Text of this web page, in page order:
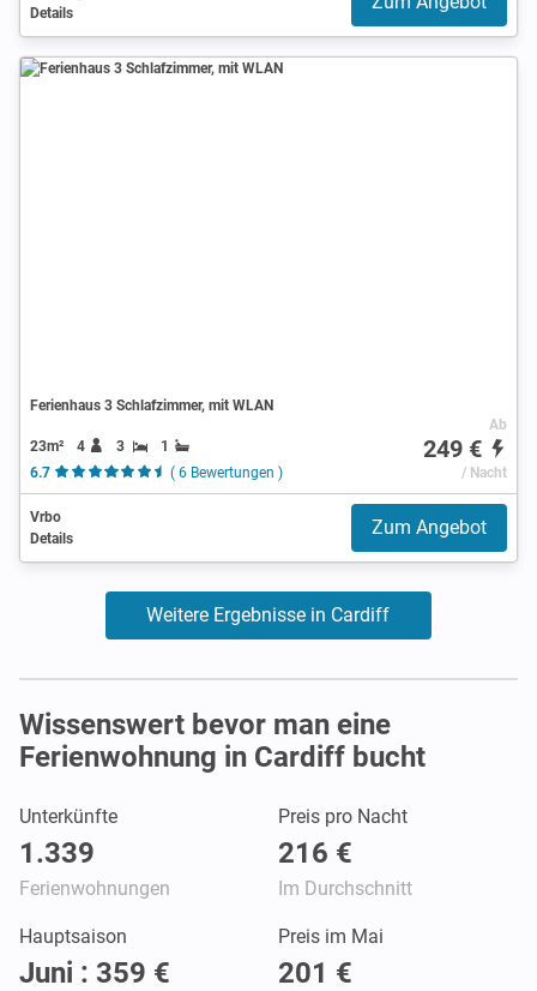
Details
Ferienhaus 3 Schlafzimmer, mit WLAN
23m² 4 3
1
6.7
( 6 Bewertungen )
Ab
249 €
/ Nacht
Vrbo
Details
Zum Angebot
Weitere Ergebnisse in Cardiff
Wissenswert bevor man eine
Ferienwohnung in Cardiff bucht
Unterkünfte
1.339
Ferienwohnungen
Preis pro Nacht
216 €
Im Durchschnitt
Hauptsaison
Juni : 359 €
Preis im Mai
201 €